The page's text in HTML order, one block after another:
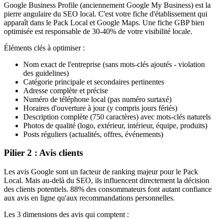
Google Business Profile (anciennement Google My Business) est la
pierre angulaire du SEO local. C'est votre fiche d'établissement qui
apparaît dans le Pack Local et Google Maps. Une fiche GBP bien
optimisée est responsable de 30-40% de votre visibilité locale.
Éléments clés à optimiser :
Nom exact de l'entreprise (sans mots-clés ajoutés - violation
des guidelines)
Catégorie principale et secondaires pertinentes
Adresse complète et précise
Numéro de téléphone local (pas numéro surtaxé)
Horaires d'ouverture à jour (y compris jours fériés)
Description complète (750 caractères) avec mots-clés naturels
Photos de qualité (logo, extérieur, intérieur, équipe, produits)
Posts réguliers (actualités, offres, événements)
Pilier 2 : Avis clients
Les avis Google sont un facteur de ranking majeur pour le Pack
Local. Mais au-delà du SEO, ils influencent directement la décision
des clients potentiels. 88% des consommateurs font autant confiance
aux avis en ligne qu'aux recommandations personnelles.
Les 3 dimensions des avis qui comptent :